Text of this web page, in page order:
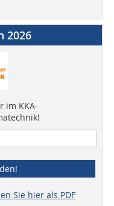
2026
im KKA-
Sie hier als PDF